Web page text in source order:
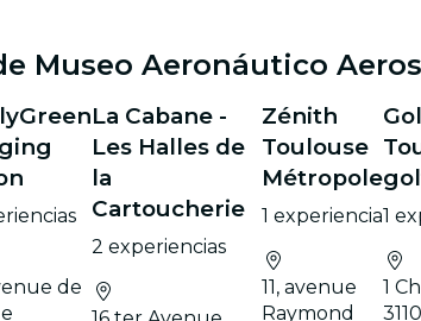
Museo Aeronáutico
de
La Cabane -
Les Halles de
la
Cartoucherie
2 experiencias
Zénith
Toulouse
Métropole
1 experiencia
11, avenue
Raymond
1
1